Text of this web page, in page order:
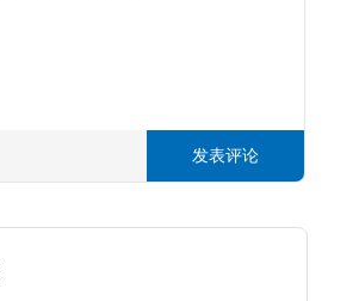
发表评论